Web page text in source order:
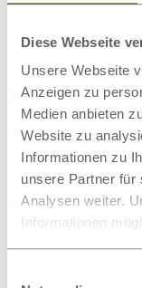
Diese Webseite
Unsere Webseite
Anzeigen zu
Medien anbieten
Website zu
Informationen zu
unsere Partner für
Analysen weiter.
Informationen